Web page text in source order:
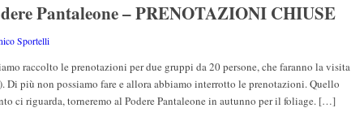
Pantaleone – PRENOTAZIONI CHIUSE
Sportelli
raccolto le prenotazioni per due gruppi da 20 persone, che faranno la visita
Di più non possiamo fare e allora abbiamo interrotto le prenotazioni. Quello
ci riguarda, torneremo al Podere Pantaleone in autunno per il foliage. […]